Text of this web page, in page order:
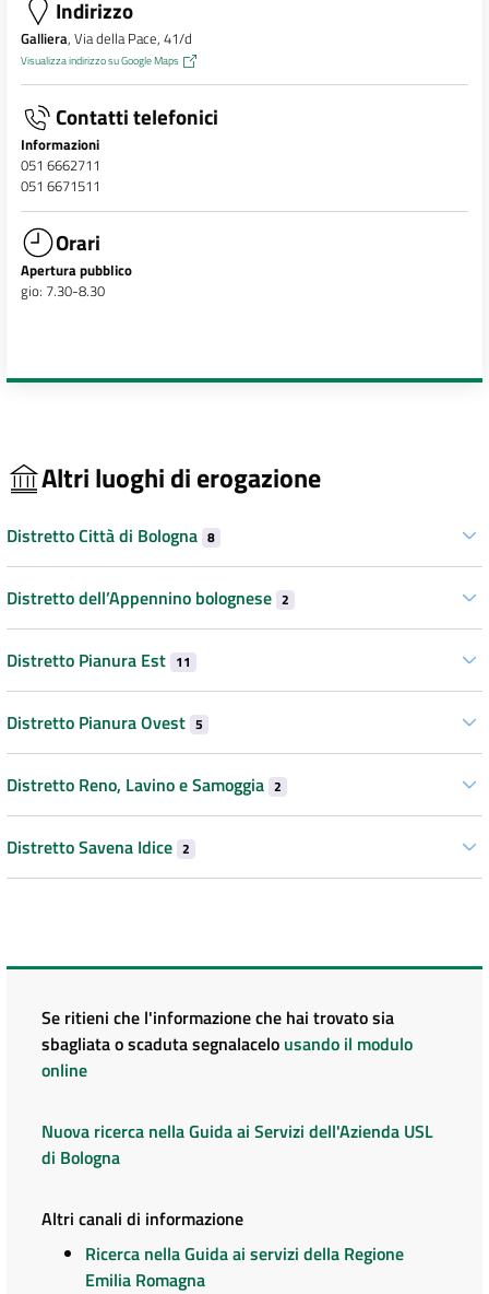
Indirizzo
Galliera, Via della Pace, 41/d
Visualizza indirizzo su Google Maps
Contatti telefonici
Informazioni
051 6662711
051 6671511
Orari
Apertura pubblico
gio: 7.30-8.30
Altri luoghi di erogazione
Distretto Città di Bologna 8
Distretto dell’Appennino bolognese 2
Distretto Pianura Est 11
Distretto Pianura Ovest 5
Distretto Reno, Lavino e Samoggia 2
Distretto Savena Idice 2
Se ritieni che l'informazione che hai trovato sia
sbagliata o scaduta segnalacelo usando il modulo
online
Nuova ricerca nella Guida ai Servizi dell'Azienda USL
di Bologna
Altri canali di informazione
Ricerca nella Guida ai servizi della Regione
Emilia Romagna